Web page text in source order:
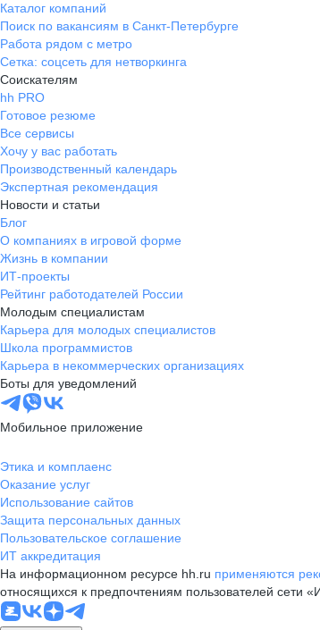
Каталог компаний
Поиск по вакансиям в Санкт-Петербурге
Работа рядом с метро
Сетка: соцсеть для нетворкинга
Соискателям
hh PRO
Готовое резюме
Все сервисы
Хочу у вас работать
Производственный календарь
Экспертная рекомендация
Новости и статьи
Блог
О компаниях в игровой форме
Жизнь в компании
ИТ-проекты
Рейтинг работодателей России
Молодым специалистам
Карьера для молодых специалистов
Школа программистов
Карьера в некоммерческих организациях
Боты для уведомлений
Мобильное приложение
Этика и комплаенс
Оказание услуг
Использование сайтов
Защита персональных данных
Пользовательское соглашение
ИТ аккредитация
На информационном ресурсе hh.ru применяются
относящихся к предпочтениям пользователей сети